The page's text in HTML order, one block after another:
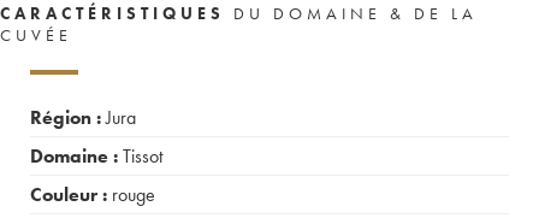
CARACTÉRISTIQUES
DU DOMAINE & DE LA
CUVÉE
Région :Jura
Domaine :Tissot
Couleur : rouge